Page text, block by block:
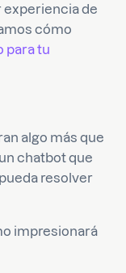
experiencia de
cómo
para tu
algo más que
chatbot que
resolver
impresionará